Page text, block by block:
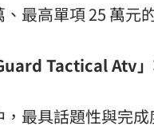
最高單項 25 萬元
Tactical Atv
，最具話題性與完